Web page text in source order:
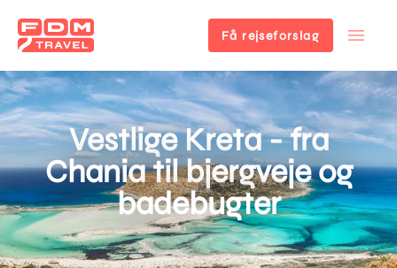
Gå
til
hovedindhold
Få rejseforslag
Vestlige Kreta - fra
Chania til bjergveje og
badebugter